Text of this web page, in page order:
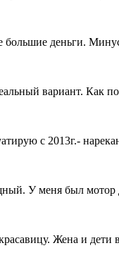
большие деньги.
вариант. Как
с 2013г.-
У меня был мотор
Жена и дети